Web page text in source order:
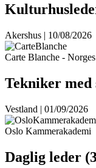
Akershus | 10/08/2026
Carte Blanche -
Tekniker med
Vestland | 01/09/2026
Oslo Kammerakademi
Daglig leder